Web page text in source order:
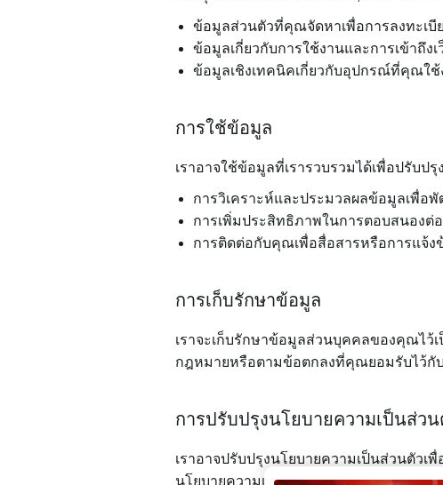
ข้อมูลส่วนตัวที่คุณจัดหาเพื่อการลงทะเบี
ข้อมูลเกี่ยวกับการใช้งานและการเข้าถึงเ
ข้อมูลเชิงเทคนิคเกี่ยวกับอุปกรณ์ที่คุณใช้
การใช้ข้อมูล
เราอาจใช้ข้อมูลที่เรารวบรวมได้เพื่อปรับป
การวิเคราะห์และประมวลผลข้อมูลเพื่
การเพิ่มประสิทธิภาพในการตอบสนองต่
การติดต่อกับคุณเพื่อสื่อสารหรือการแจ้ง
การเก็บรักษาข้อมูล
เราจะเก็บรักษาข้อมูลส่วนบุคคลของคุณไว้
กฎหมายหรือตามข้อตกลงที่คุณยอมรับไว้กับ
การปรับปรุงนโยบายความเป็นส่วน
เราอาจปรับปรุงนโยบายความเป็นส่วนตัว
นโยบายความเป็นส่วนตัวนี้เป็นระยะเพื่อทร